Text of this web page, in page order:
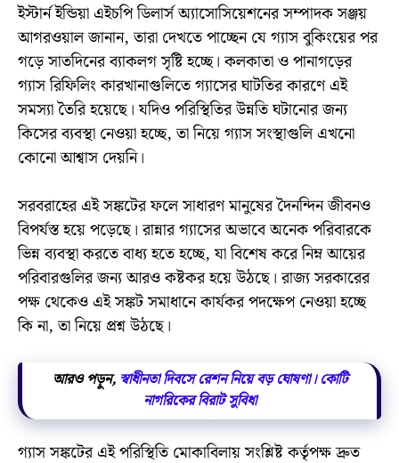
ইস্টার্ন ইন্ডিয়া এইচপি ডিলার্স অ্যাসোসিয়েশনের সম্পাদক সঞ্জয়
আগরওয়াল জানান, তারা দেখতে পাচ্ছেন যে গ্যাস বুকিংয়ের পর
গড়ে সাতদিনের ব্যাকলগ সৃষ্টি হচ্ছে। কলকাতা ও পানাগড়ের
গ্যাস রিফিলিং কারখানাগুলিতে গ্যাসের ঘাটতির কারণে এই
সমস্যা তৈরি হয়েছে। যদিও পরিস্থিতির উন্নতি ঘটানোর জন্য
কিসের ব্যবস্থা নেওয়া হচ্ছে, তা নিয়ে গ্যাস সংস্থাগুলি এখনো
কোনো আশ্বাস দেয়নি।
সরবরাহের এই সঙ্কটের ফলে সাধারণ মানুষের দৈনন্দিন জীবনও
বিপর্যস্ত হয়ে পড়েছে। রান্নার গ্যাসের অভাবে অনেক পরিবারকে
ভিন্ন ব্যবস্থা করতে বাধ্য হতে হচ্ছে, যা বিশেষ করে নিম্ন আয়ের
পরিবারগুলির জন্য আরও কষ্টকর হয়ে উঠছে। রাজ্য সরকারের
পক্ষ থেকেও এই সঙ্কট সমাধানে কার্যকর পদক্ষেপ নেওয়া হচ্ছে
কি না, তা নিয়ে প্রশ্ন উঠছে।
আরও পড়ুন, স্বাধীনতা দিবসে রেশন নিয়ে বড় ঘোষণা। কোটি
নাগরিকের বিরাট সুবিধা
গ্যাস সঙ্কটের এই পরিস্থিতি মোকাবিলায় সংশ্লিষ্ট কর্তৃপক্ষ দ্রুত